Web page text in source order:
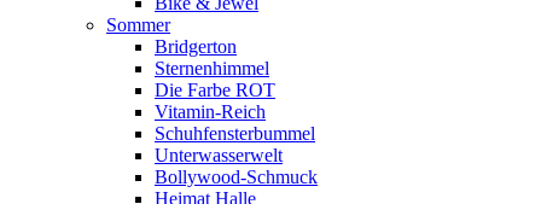
Sommer
Bridgerton
Sternenhimmel
Die Farbe ROT
Vitamin-Reich
Schuhfensterbummel
Unterwasserwelt
Bollywood-Schmuck
Heimat Halle